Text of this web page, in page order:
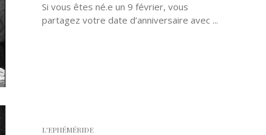
Si vous êtes né.e un 9 février, vous
partagez votre date d’anniversaire avec ...
L'EPHÉMÉRIDE